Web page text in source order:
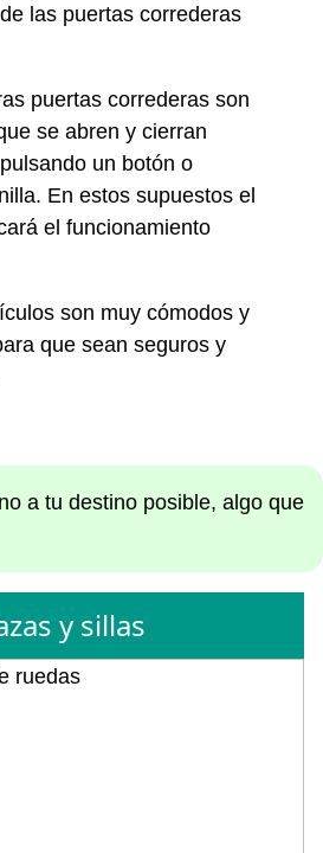
las puertas correderas
puertas correderas son
se abren y cierran
un botón o
En estos supuestos el
el funcionamiento
son muy cómodos y
que sean seguros y
a tu destino posible, algo que
y sillas